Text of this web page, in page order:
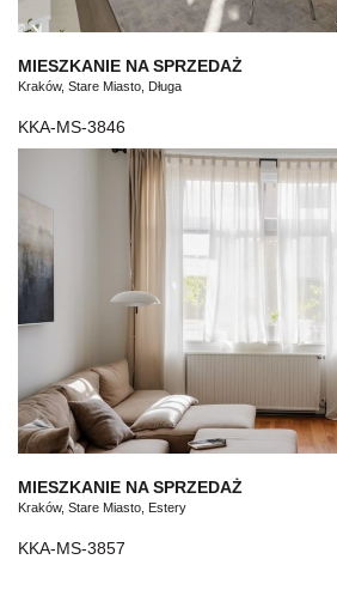
MIESZKANIE NA SPRZEDAŻ
Kraków, Stare Miasto, Długa
KKA-MS-3846
MIESZKANIE NA SPRZEDAŻ
Kraków, Stare Miasto, Estery
KKA-MS-3857